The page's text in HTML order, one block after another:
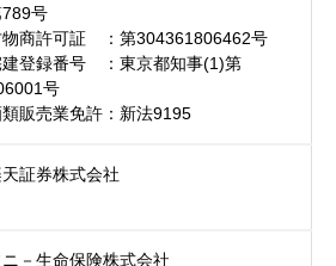
号
物商許可証 ：第304361806462号
建登録番号 ：東京都知事(1)第
号
販売業免許：新法9195
証券株式会社
ニ－生命保険株式会社